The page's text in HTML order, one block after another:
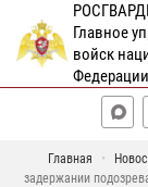
Главное
войск
Главная
задержании